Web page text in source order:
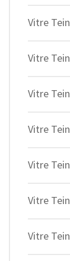
Vitre
Vitre
Vitre
Vitre
Vitre
Vitre
Vitre